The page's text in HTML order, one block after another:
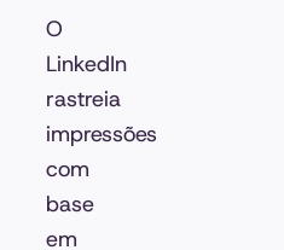
O
LinkedIn
rastreia
impressões
com
base
em